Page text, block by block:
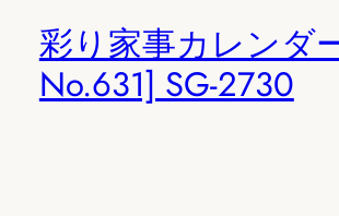
彩り家事カレンダ
No.631] SG-2730